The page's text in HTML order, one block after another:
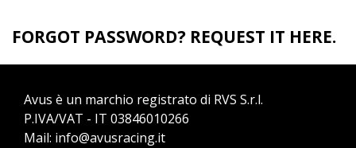
FORGOT PASSWORD? REQUEST IT HERE.
Avus è un marchio registrato di RVS S.r.l.
P.IVA/VAT - IT 03846010266
Mail: info@avusracing.it